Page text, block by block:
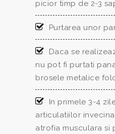
picior timp de 2-3
Purtarea unor
Daca se
nu pot fi purtati
brosele metalice
In primele 3-4
articulatiilor
atrofia musculara si